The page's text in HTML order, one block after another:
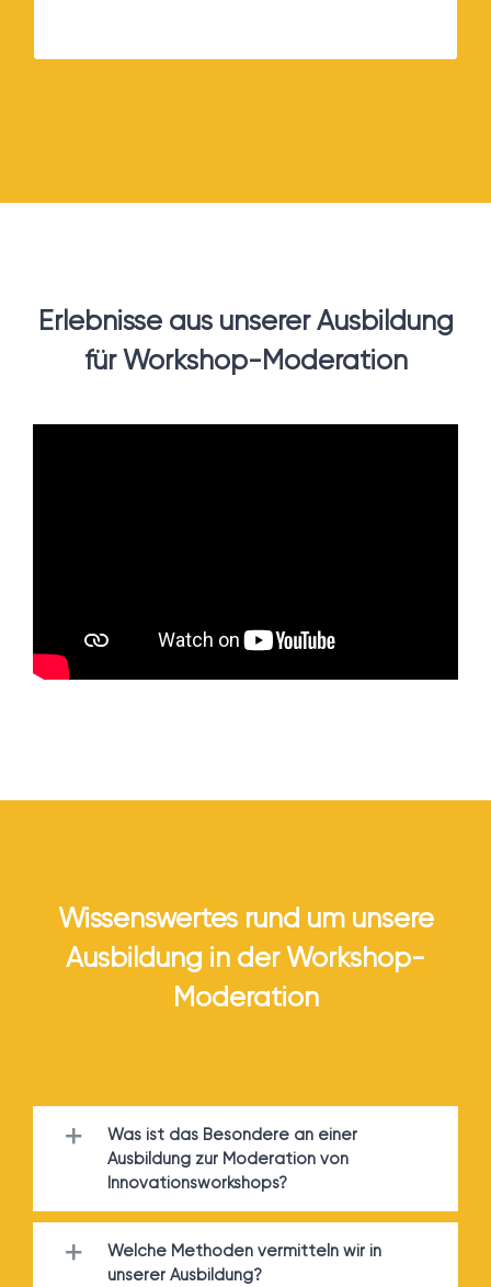
Erlebnisse aus unserer Ausbildung
für Workshop-Moderation
Wissenswertes rund um unsere
Ausbildung in der Workshop-
Moderation
Was ist das Besondere an einer
Ausbildung zur Moderation von
Innovationsworkshops?
Welche Methoden vermitteln wir in
unserer Ausbildung?